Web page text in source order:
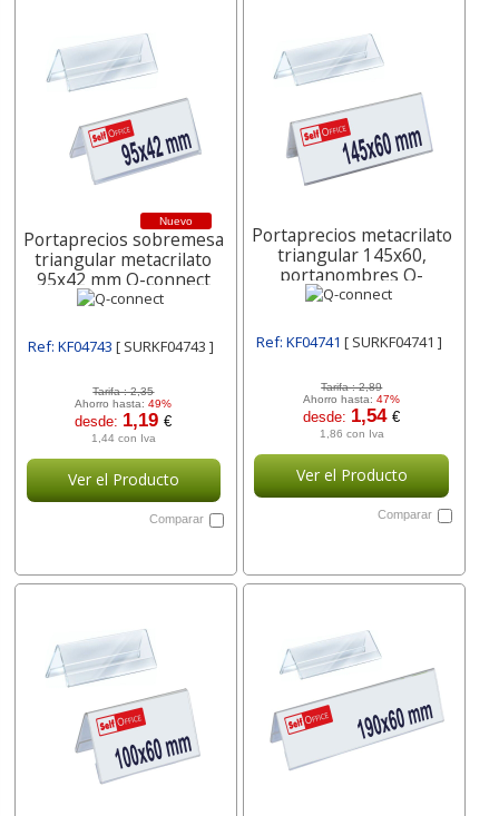
Nuevo
Portaprecios sobremesa
triangular metacrilato
95x42 mm Q-connect
Ref: KF04743 [ SURKF04743 ]
Tarifa :2,35
Ahorro hasta:49%
desde: 1,19€
1,44 con Iva
Ver el Producto
Comparar
Portaprecios metacrilato
triangular 145x60,
portanombres Q-
connect
Ref: KF04741 [ SURKF04741 ]
Tarifa :2,89
Ahorro hasta:47%
desde: 1,54€
1,86 con Iva
Ver el Producto
Comparar